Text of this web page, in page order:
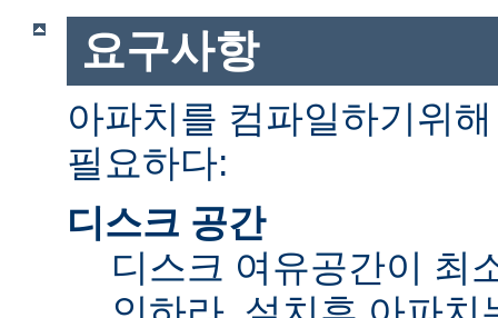
요구사항
아파치를 컴파일하기위
필요하다:
디스크 공간
디스크 여유공간이 최